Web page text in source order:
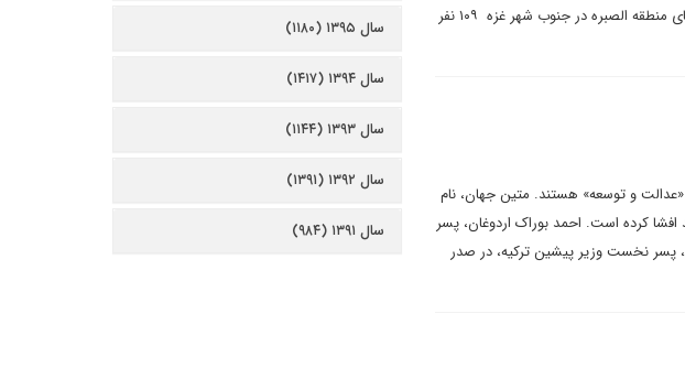
حملات خود به نوار غزه یک عشیره فلسطینی را به طور کامل قتل عام کرد. در بمباران‌های منطقه الصبره در جنوب شهر غزه ۱۰۹ نفر
«عدالت و توسعه» هستند. متین جهان، نام
افشا کرده است. احمد بوراک اردوغان، پسر
پسر نخست وزیر پیشین ترکیه، در صدر
سال ۱۳۹۵ (۱۱۸۰)
سال ۱۳۹۴ (۱۴۱۷)
سال ۱۳۹۳ (۱۱۴۴)
سال ۱۳۹۲ (۱۳۹۱)
سال ۱۳۹۱ (۹۸۴)